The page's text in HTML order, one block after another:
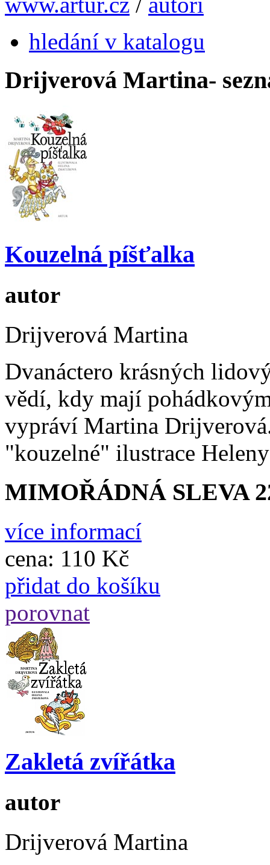
hledání v katalogu
Drijverová Martina-
Kouzelná píšťalka
autor
Drijverová Martina
Dvanáctero krásných
vědí, kdy mají
vypráví Martina
"kouzelné" ilustrace
MIMOŘÁDNÁ SLEVA
více informací
cena: 110 Kč
přidat do košíku
porovnat
Zakletá zvířátka
autor
Drijverová Martina